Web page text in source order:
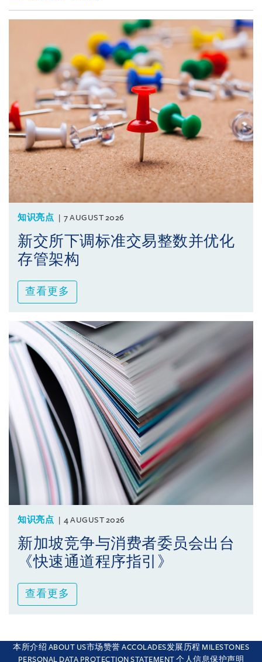
知识亮点 7 AUGUST 2026
新交所下调标准交易整数并优化
存管架构
查看更多
知识亮点 4 AUGUST 2026
新加坡竞争与消费者委员会出台
《快速通道程序指引》
查看更多
本所介绍 ABOUT US市场赞誉 ACCOLADES发展历程 MILESTONES
PERSONAL DATA PROTECTION STATEMENT 个人信息保护声明
This site uses cookies and by using the site you are consenting